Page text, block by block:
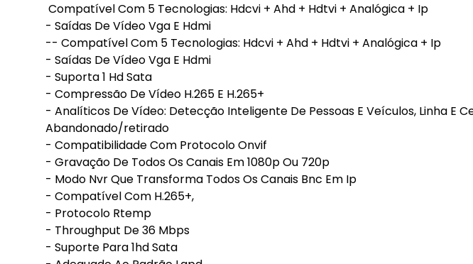
Compatível Com 5 Tecnologias: Hdcvi + Ahd + Hdtvi + Analógica + Ip
- Saídas De Vídeo Vga E Hdmi
-- Compatível Com 5 Tecnologias: Hdcvi + Ahd + Hdtvi + Analógica + Ip
- Saídas De Vídeo Vga E Hdmi
- Suporta 1 Hd Sata
- Compressão De Vídeo H.265 E H.265+
- Analíticos De Vídeo: Detecção Inteligente De Pessoas E Veículos, Linha E
Abandonado/retirado
- Compatibilidade Com Protocolo Onvif
- Gravação De Todos Os Canais Em 1080p Ou 720p
- Modo Nvr Que Transforma Todos Os Canais Bnc Em Ip
- Compatível Com H.265+,
- Protocolo Rtemp
- Throughput De 36 Mbps
- Suporte Para 1hd Sata